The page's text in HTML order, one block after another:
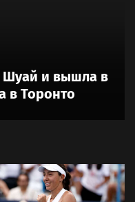
Шуай и вышла в
в Торонто